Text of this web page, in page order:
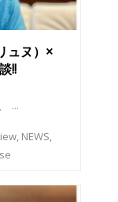
ュヌ）×
!!
...
, NEWS,